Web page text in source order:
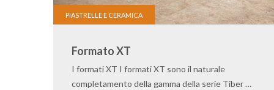
PIASTRELLE E CERAMICA
Formato XT
I formati XT I formati XT sono il naturale
completamento della gamma della serie Tiber …